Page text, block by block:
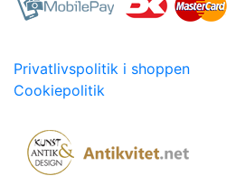
Privatlivspolitik i shoppen
Cookiepolitik